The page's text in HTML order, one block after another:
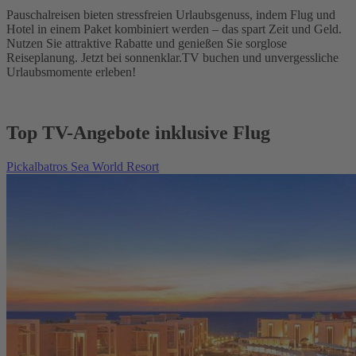
Pauschalreisen bieten stressfreien Urlaubsgenuss, indem Flug und
Hotel in einem Paket kombiniert werden – das spart Zeit und Geld.
Nutzen Sie attraktive Rabatte und genießen Sie sorglose
Reiseplanung. Jetzt bei sonnenklar.TV buchen und unvergessliche
Urlaubsmomente erleben!
Top TV-Angebote inklusive Flug
Pickalbatros Sea World Resort